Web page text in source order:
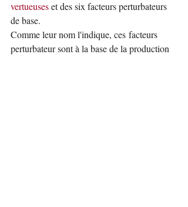
vertueuses et des six facteurs perturbateurs
de base.
Comme leur nom l'indique, ces facteurs
perturbateur sont à la base de la production